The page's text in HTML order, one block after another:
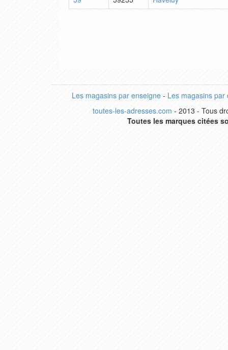
Les magasins par enseigne- Les magasins par
toutes-les-adresses.com - 2013 - Tous
Toutes les marques citées